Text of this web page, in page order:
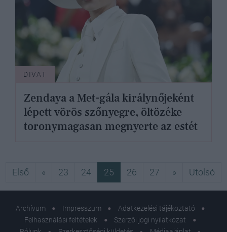
DIVAT
Zendaya a Met-gála királynőjeként
lépett vörös szőnyegre, öltözéke
toronymagasan megnyerte az estét
Első Első
« Előző
23 24 25 26 27 » Következő
Utolsó
Archívum Impresszum
Adatkezelési tájékoztató
Felhasználási feltételek
Szerzői jogi nyilatkozat